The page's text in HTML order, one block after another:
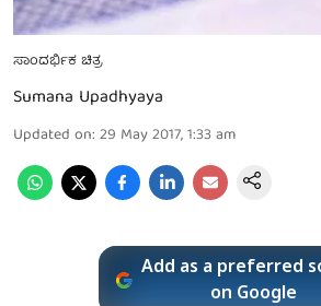
ಸಾಂದರ್ಭಿಕ ಚಿತ್ರ
Sumana Upadhyaya
Updated on: 29 May 2017, 1:33 am
Add as a preferred
on Google